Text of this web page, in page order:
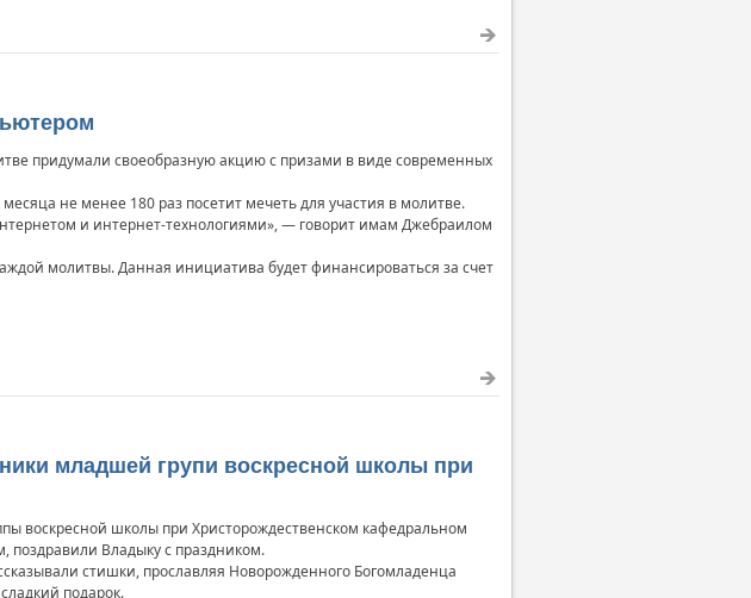
придумали своеобразную акцию с призами в виде современных
не менее 180 раз посетит мечеть для участия в молитве.
и интернет-технологиями», — говорит имам Джебраилом
молитвы. Данная инициатива будет финансироваться за счет
младшей групи воскресной школы при
воскресной школы при Христорождественском кафедральном
поздравили Владыку с праздником.
стишки, прославляя Новорожденного Богомладенца
подарок.